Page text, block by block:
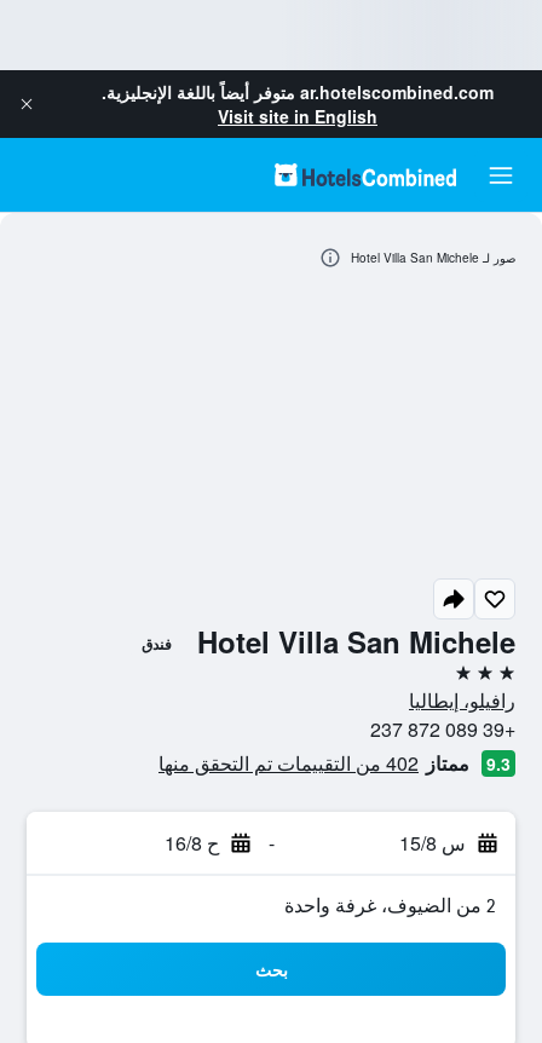
ar.hotelscombined.com متوفر أيضاً باللغة الإنجليزية.
Visit site in English
Hotel Villa San Michele فندق
3 نجوم
رافيلو، إيطاليا
+39 089 872 237
9.3 ممتاز 402 من التقييمات تم التحقق منها
س 15/8 - ح 16/8
2 من الضيوف، غرفة واحدة
بحث
صور لـ Hotel Villa San Michele